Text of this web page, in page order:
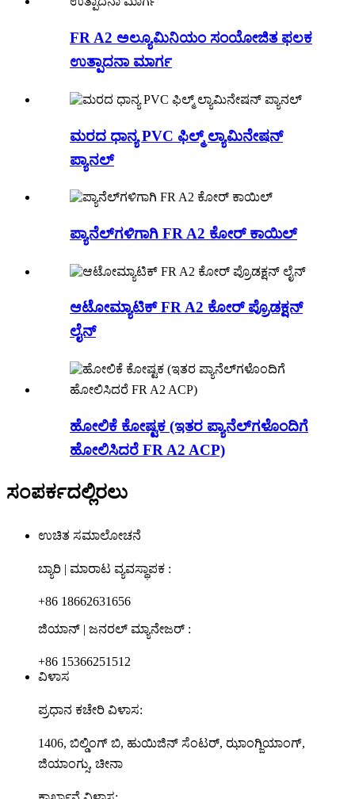
FR A2 ಅಲ್ಯೂಮಿನಿಯಂ ಸಂಯೋಜಿತ ಫಲಕ
ಉತ್ಪಾದನಾ ಮಾರ್ಗ
ಮರದ ಧಾನ್ಯ PVC ಫಿಲ್ಮ್ ಲ್ಯಾಮಿನೇಷನ್
ಪ್ಯಾನಲ್
ಪ್ಯಾನೆಲ್‌ಗಳಿಗಾಗಿ FR A2 ಕೋರ್ ಕಾಯಿಲ್
ಆಟೋಮ್ಯಾಟಿಕ್ FR A2 ಕೋರ್ ಪ್ರೊಡಕ್ಷನ್
ಲೈನ್
ಹೋಲಿಕೆ ಕೋಷ್ಟಕ (ಇತರ ಪ್ಯಾನೆಲ್‌ಗಳೊಂದಿಗೆ
ಹೋಲಿಸಿದರೆ FR A2 ACP)
ಸಂಪರ್ಕದಲ್ಲಿರಲು
ಉಚಿತ ಸಮಾಲೋಚನೆ
ಬ್ಯಾರಿ | ಮಾರಾಟ ವ್ಯವಸ್ಥಾಪಕ :
+86 18662631656
ಜಿಯಾನ್ | ಜನರಲ್ ಮ್ಯಾನೇಜರ್ :
+86 15366251512
ವಿಳಾಸ
ಪ್ರಧಾನ ಕಚೇರಿ ವಿಳಾಸ:
1406, ಬಿಲ್ಡಿಂಗ್ ಬಿ, ಹುಯಿಜಿನ್ ಸೆಂಟರ್, ಝಾಂಗ್ಜಿಯಾಂಗ್,
ಜಿಯಾಂಗ್ಸು, ಚೀನಾ